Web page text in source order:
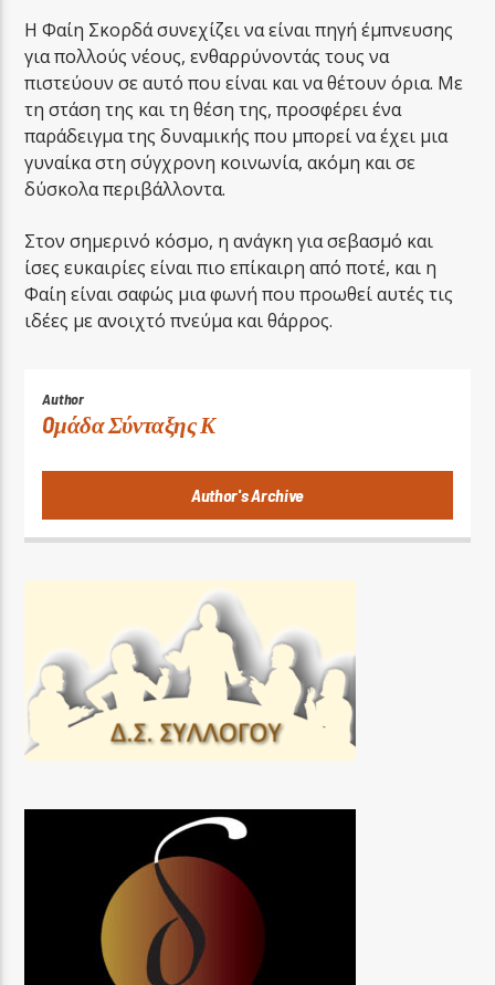
Η Φαίη Σκορδά συνεχίζει να είναι πηγή έμπνευσης
για πολλούς νέους, ενθαρρύνοντάς τους να
πιστεύουν σε αυτό που είναι και να θέτουν όρια. Με
τη στάση της και τη θέση της, προσφέρει ένα
παράδειγμα της δυναμικής που μπορεί να έχει μια
γυναίκα στη σύγχρονη κοινωνία, ακόμη και σε
δύσκολα περιβάλλοντα.
Στον σημερινό κόσμο, η ανάγκη για σεβασμό και
ίσες ευκαιρίες είναι πιο επίκαιρη από ποτέ, και η
Φαίη είναι σαφώς μια φωνή που προωθεί αυτές τις
ιδέες με ανοιχτό πνεύμα και θάρρος.
Author
Oμάδα Σύνταξης Κ
Author's Archive